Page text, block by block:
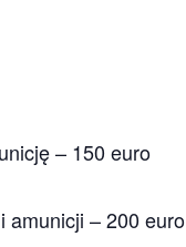
– 150 euro
– 200 euro